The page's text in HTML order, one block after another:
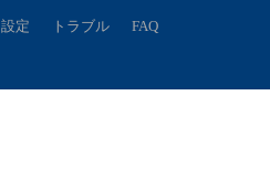
設定 トラブル FAQ